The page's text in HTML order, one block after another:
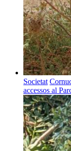
Societat
accessos al